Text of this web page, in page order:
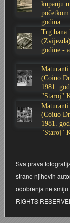
Bijelo
Banija
Auto
8. slet
Lovni
Mala
Mala
PUNK
Zavjet
Škola
Crkva
KUD
Mery
kupanju
godina
Trg bana
godine -
(Coiuo
1981.
"Staroj"
(Coiuo
1981.
"Staroj"
Sva prava
strane njihovih
odobrenja ne smiju
RIGHTS